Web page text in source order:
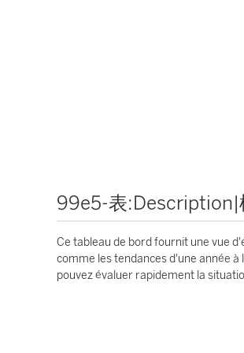
99e5-表:Description|
Ce tableau de bord fournit une vue
comme les tendances d'une année
pouvez évaluer rapidement la